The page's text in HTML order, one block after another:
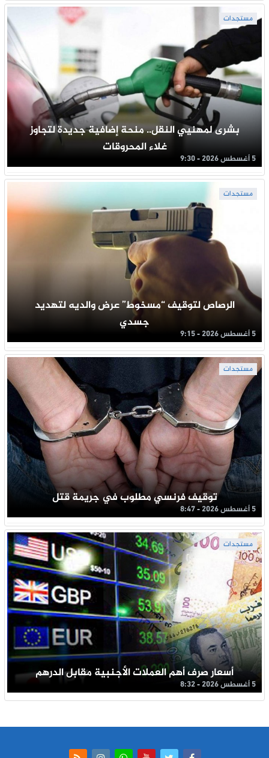
مستجدات
بشرى لمهنيي النقل.. منحة إضافية جديدة لتجاوز
غلاء المحروقات
5 أغسطس 2026 - 9:30
مستجدات
الرصاص لتوقيف “مسخوط” عرض والديه لتهديد
جسدي
5 أغسطس 2026 - 9:15
مستجدات
توقيف فرنسي مطلوب في جريمة قتل
5 أغسطس 2026 - 8:47
مستجدات
أسعار صرف أهم العملات الأجنبية مقابل الدرهم
5 أغسطس 2026 - 8:32